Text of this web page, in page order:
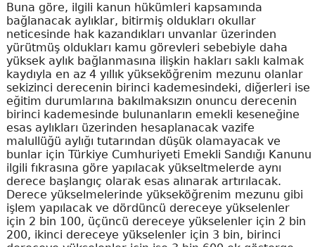
Buna göre, ilgili kanun hükümleri kapsamında
bağlanacak aylıklar, bitirmiş oldukları okullar
neticesinde hak kazandıkları unvanlar üzerinden
yürütmüş oldukları kamu görevleri sebebiyle daha
yüksek aylık bağlanmasına ilişkin hakları saklı kalmak
kaydıyla en az 4 yıllık yükseköğrenim mezunu olanlar
sekizinci derecenin birinci kademesindeki, diğerleri ise
eğitim durumlarına bakılmaksızın onuncu derecenin
birinci kademesinde bulunanların emekli keseneğine
esas aylıkları üzerinden hesaplanacak vazife
malullüğü aylığı tutarından düşük olamayacak ve
bunlar için Türkiye Cumhuriyeti Emekli Sandığı Kanunu
ilgili fıkrasına göre yapılacak yükseltmelerde aynı
derece başlangıç olarak esas alınarak artırılacak.
Derece yükselmelerinde yükseköğrenim mezunu gibi
işlem yapılacak ve dördüncü dereceye yükselenler
için 2 bin 100, üçüncü dereceye yükselenler için 2 bin
200, ikinci dereceye yükselenler için 3 bin, birinci